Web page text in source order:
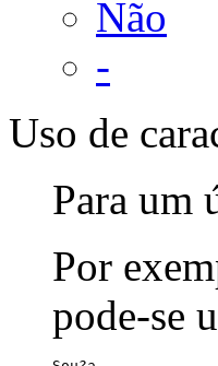
Não
-
Uso de
Para um
Por
pode-se